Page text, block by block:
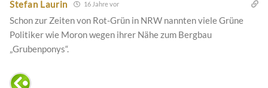
Stefan Laurin 16 Jahre vor
Schon zur Zeiten von Rot-Grün in NRW nannten viele Grüne
Politiker wie Moron wegen ihrer Nähe zum Bergbau
„Grubenponys“.